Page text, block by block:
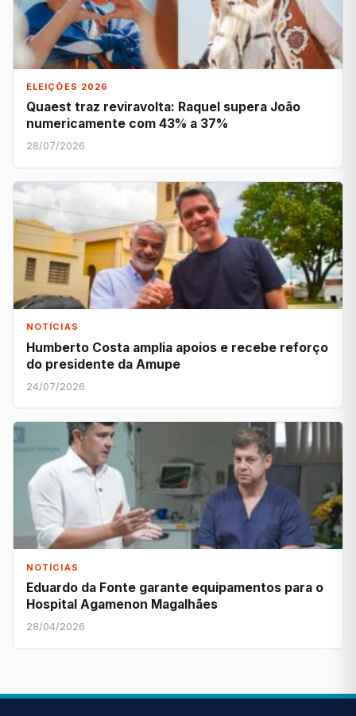
ELEIÇÕES 2026
Quaest traz reviravolta: Raquel supera João
numericamente com 43% a 37%
28/07/2026
NOTÍCIAS
Humberto Costa amplia apoios e recebe reforço
do presidente da Amupe
24/07/2026
NOTÍCIAS
Eduardo da Fonte garante equipamentos para o
Hospital Agamenon Magalhães
28/04/2026